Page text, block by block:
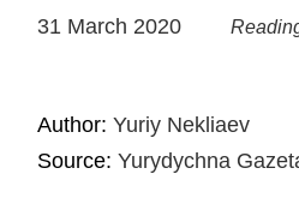
31 March 2020
Author:Yuriy Nekliaev
Source:Yurydychna